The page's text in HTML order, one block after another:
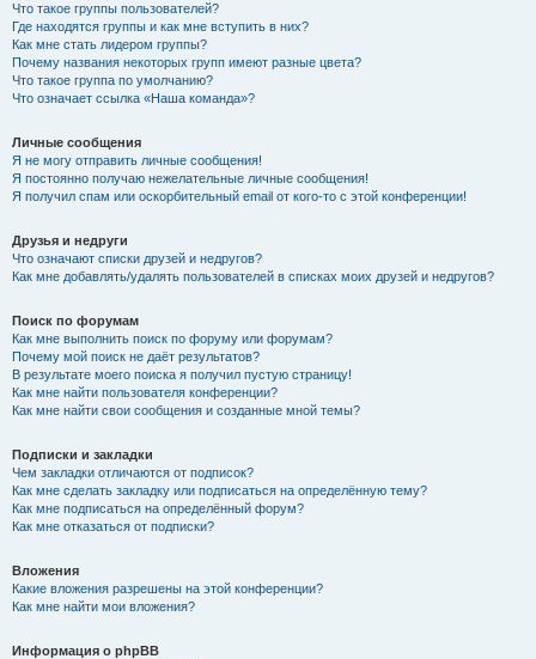
Что такое группы пользователей?
Где находятся группы и как мне вступить в них?
Как мне стать лидером группы?
Почему названия некоторых групп имеют разные цвета?
Что такое группа по умолчанию?
Что означает ссылка «Наша команда»?
Личные сообщения
Я не могу отправить личные сообщения!
Я постоянно получаю нежелательные личные сообщения!
Я получил спам или оскорбительный email от кого-то с этой конференции!
Друзья и недруги
Что означают списки друзей и недругов?
Как мне добавлять/удалять пользователей в списках моих друзей и недругов?
Поиск по форумам
Как мне выполнить поиск по форуму или форумам?
Почему мой поиск не даёт результатов?
В результате моего поиска я получил пустую страницу!
Как мне найти пользователя конференции?
Как мне найти свои сообщения и созданные мной темы?
Подписки и закладки
Чем закладки отличаются от подписок?
Как мне сделать закладку или подписаться на определённую тему?
Как мне подписаться на определённый форум?
Как мне отказаться от подписки?
Вложения
Какие вложения разрешены на этой конференции?
Как мне найти мои вложения?
Информация о phpBB